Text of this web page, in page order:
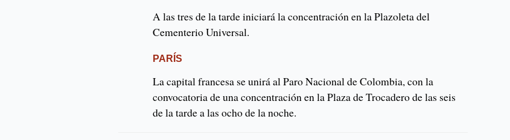
A las tres de la tarde iniciará la concentración en la Plazoleta del
Cementerio Universal.
PARÍS
La capital francesa se unirá al Paro Nacional de Colombia, con la
convocatoria de una concentración en la Plaza de Trocadero de las seis
de la tarde a las ocho de la noche.